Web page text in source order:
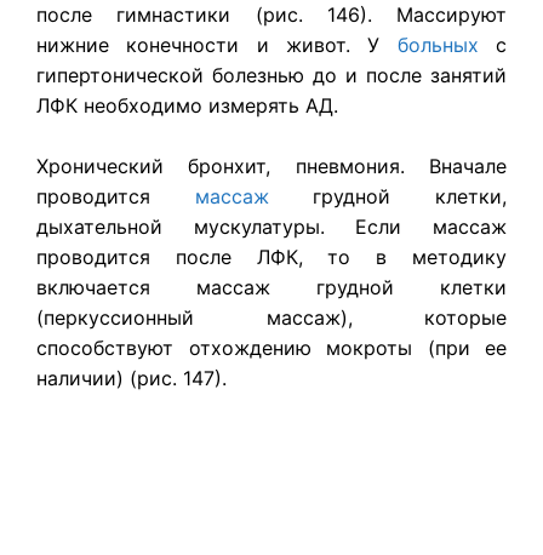
после гимнастики (рис. 146). Массируют
нижние конечности и живот. У больных с
гипертонической болезнью до и после занятий
ЛФК необходимо измерять АД.
Хронический бронхит, пневмония. Вначале
проводится массажгрудной клетки,
дыхательной мускулатуры. Если массаж
проводится после ЛФК, то в методику
включается массаж грудной клетки
(перкуссионный массаж), которые
способствуют отхождению мокроты (при ее
наличии) (рис. 147).